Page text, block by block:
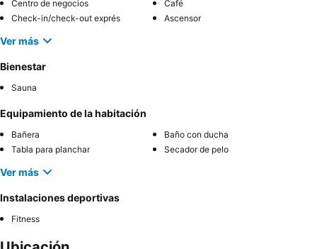
Centro de negocios
Café
Check-in/check-out exprés
Ascensor
Ver más
Bienestar
Sauna
Equipamiento de la habitación
Bañera
Baño con ducha
Tabla para planchar
Secador de pelo
Ver más
Instalaciones deportivas
Fitness